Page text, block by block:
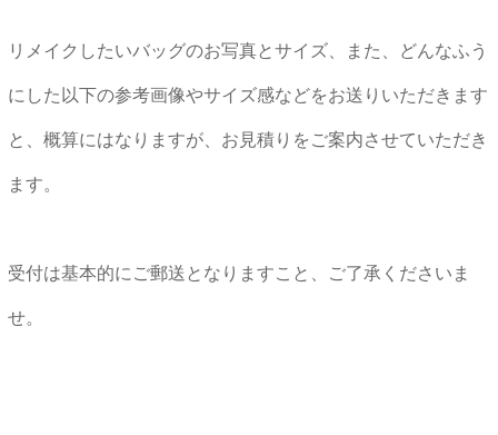
リメイクしたいバッグのお写真とサイズ、また、どんなふう
にした以下の参考画像やサイズ感などをお送りいただきます
と、概算にはなりますが、お見積りをご案内させていただき
ます。
受付は基本的にご郵送となりますこと、ご了承くださいま
せ。